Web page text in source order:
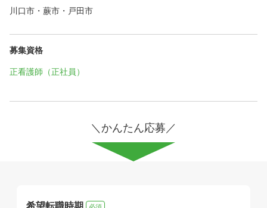
川口市・蕨市・戸田市
募集資格
正看護師（正社員）
＼かんたん応募／
希望転職時期